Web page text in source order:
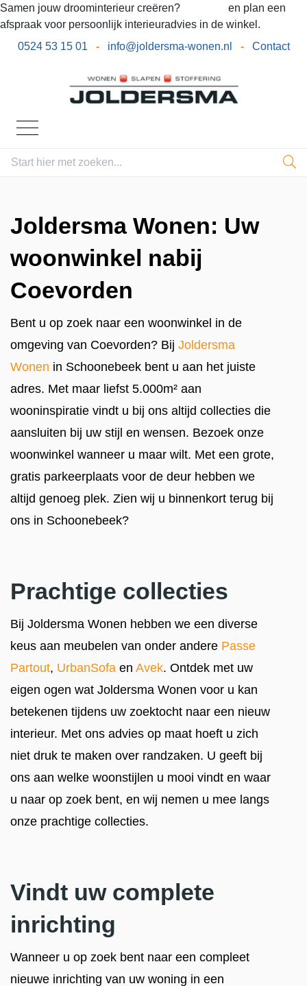
Samen jouw droominterieur creëren?
en plan een
afspraak voor persoonlijk interieuradvies in de winkel.
0524 53 15 01
- info@joldersma-wonen.nl - Contact
Joldersma Wonen: Uw
woonwinkel nabij
Coevorden
Bent u op zoek naar een woonwinkel in de
omgeving van Coevorden? Bij Joldersma
Wonen in Schoonebeek bent u aan het juiste
adres. Met maar liefst 5.000m² aan
wooninspiratie vindt u bij ons altijd collecties die
aansluiten bij uw stijl en wensen. Bezoek onze
woonwinkel wanneer u maar wilt. Met een grote,
gratis parkeerplaats voor de deur hebben we
altijd genoeg plek. Zien wij u binnenkort terug bij
ons in Schoonebeek?
Prachtige collecties
Bij Joldersma Wonen hebben we een diverse
keus aan meubelen van onder andere Passe
Partout, UrbanSofa en Avek. Ontdek met uw
eigen ogen wat Joldersma Wonen voor u kan
betekenen tijdens uw zoektocht naar een nieuw
interieur. Met ons advies op maat hoeft u zich
niet druk te maken over randzaken. U geeft bij
ons aan welke woonstijlen u mooi vindt en waar
u naar op zoek bent, en wij nemen u mee langs
onze prachtige collecties.
Vindt uw complete
inrichting
Wanneer u op zoek bent naar een compleet
nieuwe inrichting van uw woning in een